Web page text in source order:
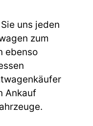
uns jeden
zum
ebenso
Ankauf